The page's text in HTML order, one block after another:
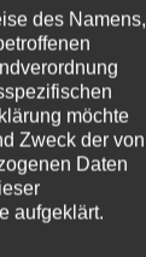
des Namens,
möchte
Zweck der von
Daten
aufgeklärt.